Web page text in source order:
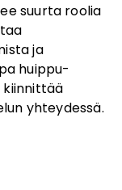
suurta roolia
ja
huippu-
kiinnittää
yhteydessä.